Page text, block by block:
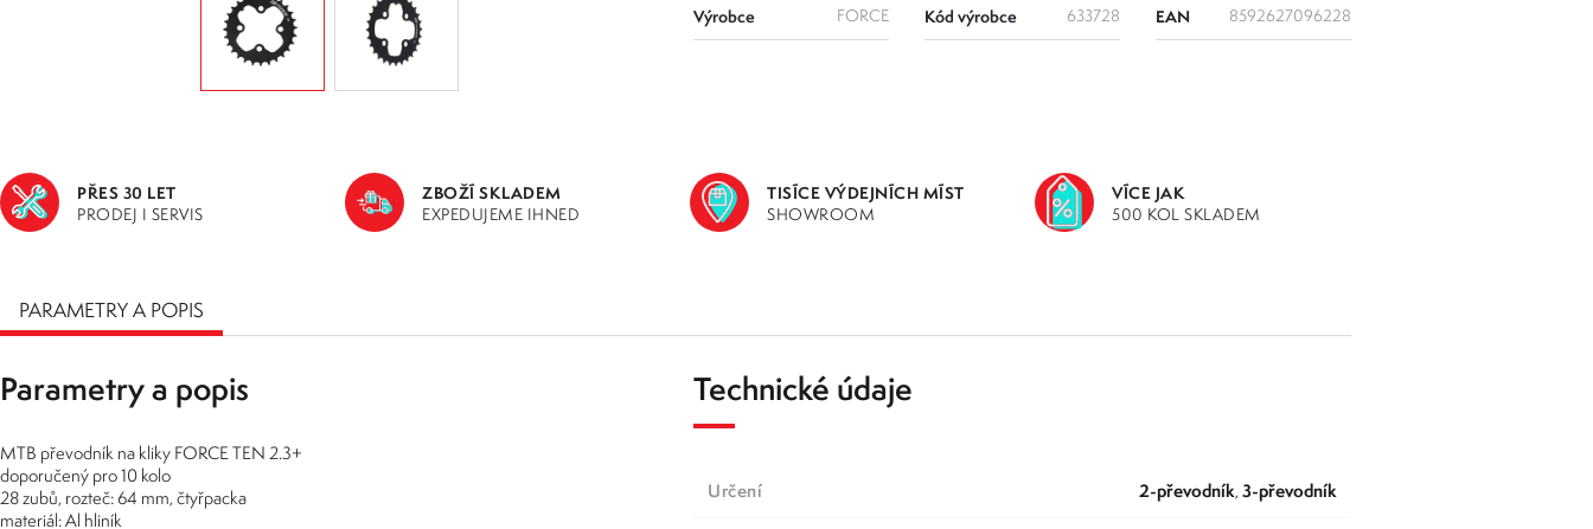
Výrobce FORCE Kód výrobce 633728 EAN 8592627096228
PŘES 30 LET
PRODEJ I SERVIS
ZBOŽÍ SKLADEM
EXPEDUJEME IHNED
TISÍCE VÝDEJNÍCH MÍST
SHOWROOM
VÍCE JAK
500 KOL SKLADEM
PARAMETRY A POPIS
Parametry a popis
MTB převodník na kliky FORCE TEN 2.3+
doporučený pro 10 kolo
28 zubů, rozteč: 64 mm, čtyřpacka
materiál: Al hliník
Technické údaje
určení 2-převodník, 3-převodník